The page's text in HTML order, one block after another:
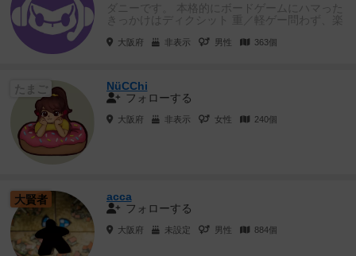
ダニーです。 本格的にボードゲームにハマった
きっかけはディクシット 重／軽ゲー問わず、楽
大阪府 非表示 男性 363個
たまご
NüCChi
フォローする
大阪府 非表示 女性 240個
大賢者
acca
フォローする
大阪府 未設定 男性 884個